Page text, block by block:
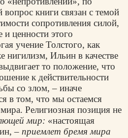
книги связан с темой
сопротивления силой,
ценности этого
учение Толстого, как
нигилизм, Ильин в качестве
то положение, что
к действительности
со злом, – иначе
в том, что мы остаемся
Религиозная позиция не
мир: «настоящая
– приемлет бремя мира